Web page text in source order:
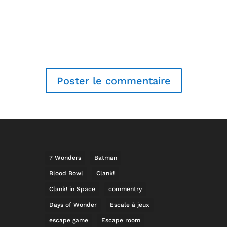
7 Wonders Batman
Blood Bowl Clank!
Clank! in Space commentry
Days of Wonder Escale à jeux
escape game Escape room